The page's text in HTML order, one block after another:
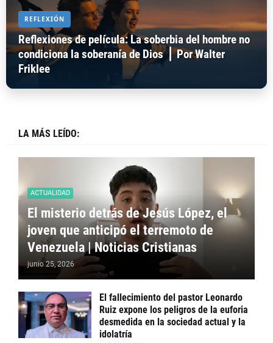
REFLEXIÓN
Reflexiones de película: La soberbia del hombre no
condiciona la soberanía de Dios ⎪ Por Walter
Friklee
LA MÁS LEÍDO:
ACTUALIDAD
El misterio detrás de Jesús López, el
joven que anticipó el terremoto de
Venezuela | Noticias Cristianas
junio 25, 2026
El fallecimiento del pastor Leonardo
Ruiz expone los peligros de la euforia
desmedida en la sociedad actual y la
idolatría